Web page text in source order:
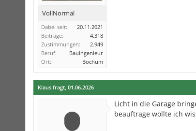
VollNormal
Dabei seit:
20.11.2021
Beiträge:
4.318
Zustimmungen:
2.949
Beruf:
Bauingenieur
Ort:
Bochum
Klaus fragt 01.06.2026
Licht in die Garage
beauftrage wollte ich